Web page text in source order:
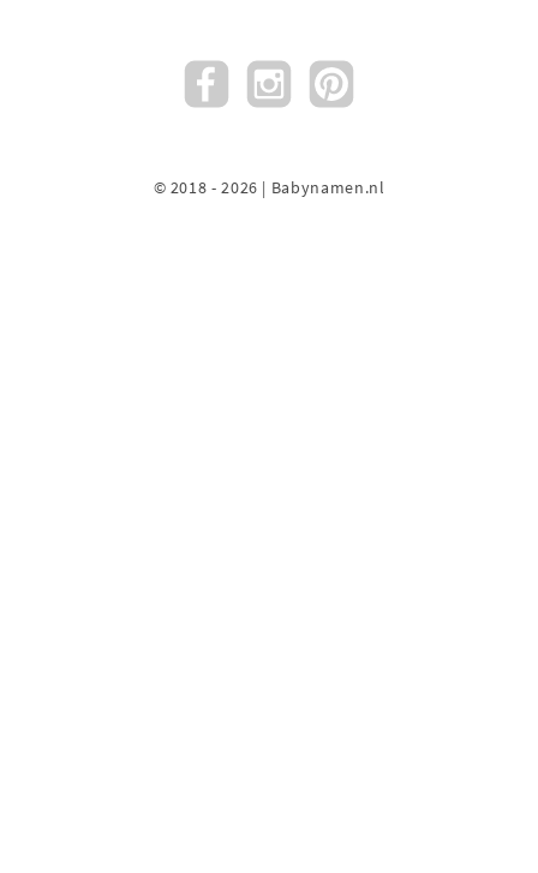
© 2018 - 2026 | Babynamen.nl